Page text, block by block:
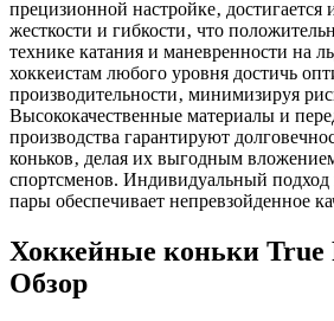
прецизионной настройке‚ достигается
жесткости и гибкости‚ что
технике катания и маневренности на
хоккеистам любого уровня достичь
производительности‚ минимизируя
Высококачественные материалы и
производства гарантируют
коньков‚ делая их выгодным
спортсменов. Индивидуальный
пары обеспечивает непревзойденное
Хоккейные коньки True
Обзор